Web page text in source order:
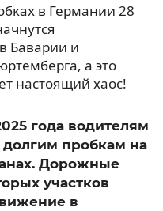
в Германии 28
Баварии и
а это
настоящий хаос!
года водителям
пробкам на
Дорожные
участков
в